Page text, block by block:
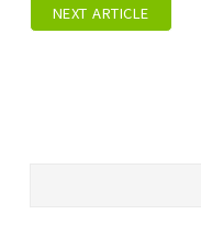
NEXT ARTICLE